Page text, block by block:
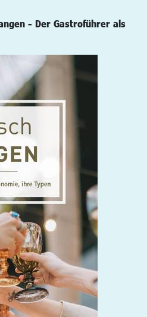
- Der Gastroführer als